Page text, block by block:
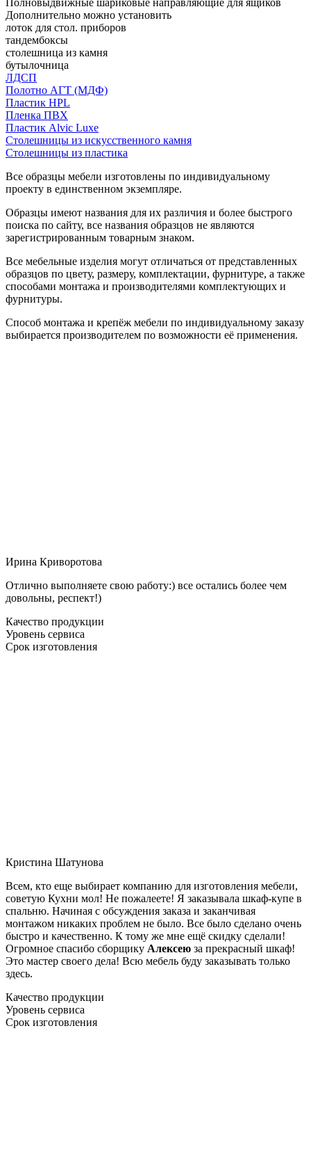
Дополнительно можно установить
лоток для стол. приборов
тандембоксы
столешница из камня
бутылочница
ЛДСП
Полотно АГТ (МДФ)
Пластик HPL
Пленка ПВХ
Пластик Alvic Luxe
Столешницы из искусственного камня
Столешницы из пластика
Все образцы мебели изготовлены по индивидуальному
проекту в единственном экземпляре.
Образцы имеют названия для их различия и более быстрого
поиска по сайту, все названия образцов не являются
зарегистрированным товарным знаком.
Все мебельные изделия могут отличаться от представленных
образцов по цвету, размеру, комплектации, фурнитуре, а также
способами монтажа и производителями комплектующих и
фурнитуры.
Способ монтажа и крепёж мебели по индивидуальному заказу
выбирается производителем по возможности её применения.
Ирина Криворотова
Отлично выполняете свою работу:) все остались более чем
довольны, респект!)
Качество продукции
Уровень сервиса
Срок изготовления
Кристина Шатунова
Всем, кто еще выбирает компанию для изготовления мебели,
советую Кухни мол! Не пожалеете! Я заказывала шкаф-купе в
спальню. Начиная с обсуждения заказа и заканчивая
монтажом никаких проблем не было. Все было сделано очень
быстро и качественно. К тому же мне ещё скидку сделали!
Огромное спасибо сборщику Алексею за прекрасный шкаф!
Это мастер своего дела! Всю мебель буду заказывать только
здесь.
Качество продукции
Уровень сервиса
Срок изготовления